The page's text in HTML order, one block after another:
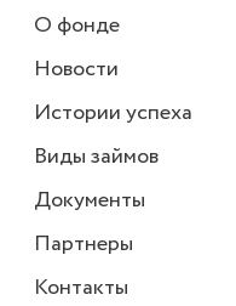
О фонде
Новости
Истории успеха
Виды займов
Документы
Партнеры
Контакты